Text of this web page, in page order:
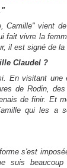
Camille" vient
fait vivre la
il est signé de la
Claudel ?
En visitant une
de Rodin,
de finir. Et
qui les a
s'est
suis beaucoup